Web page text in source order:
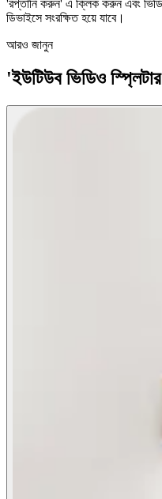
'রপ্তানি করুন' এ ক্লিক করুন এবং
ডিভাইসে সংরক্ষিত হয়ে যাবে।
আরও জানুন
'ইউটিউব ভিডিও